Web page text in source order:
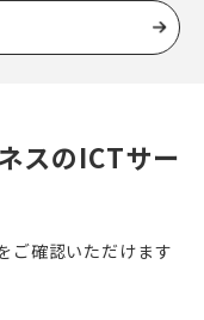
スのICTサー
ご確認いただけます